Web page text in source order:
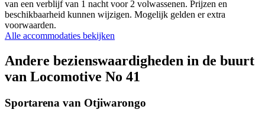
van een verblijf van 1 nacht voor 2 volwassenen. Prijzen en
beschikbaarheid kunnen wijzigen. Mogelijk gelden er extra
voorwaarden.
Alle accommodaties bekijken
Andere bezienswaardigheden in de buurt
van Locomotive No 41
Sportarena van Otjiwarongo